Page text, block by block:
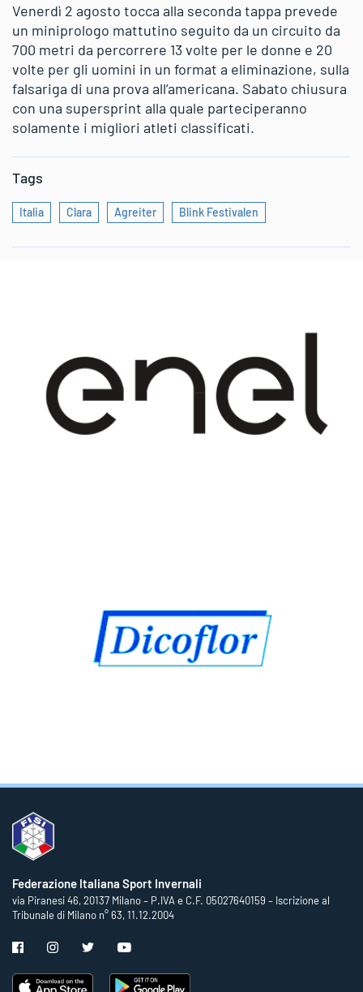
Venerdì 2 agosto tocca alla seconda tappa prevede
un miniprologo mattutino seguito da un circuito da
700 metri da percorrere 13 volte per le donne e 20
volte per gli uomini in un format a eliminazione, sulla
falsariga di una prova all’americana. Sabato chiusura
con una supersprint alla quale parteciperanno
solamente i migliori atleti classificati.
Tags
Italia Clara Agreiter Blink Festivalen
Federazione Italiana Sport Invernali
via Piranesi 46, 20137 Milano – P.IVA e C.F. 05027640159 – Iscrizione al
Tribunale di Milano n° 63, 11.12.2004